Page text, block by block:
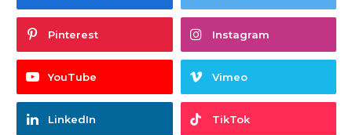
Pinterest Instagram
YouTube Vimeo
LinkedIn TikTok